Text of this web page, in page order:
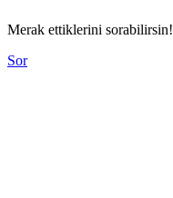
Merak ettiklerini sorabilirsin!
Sor